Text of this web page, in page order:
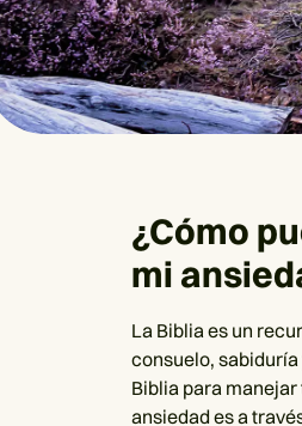
¿Cómo
mi
La Biblia es un
consuelo,
Biblia para
ansiedad es a